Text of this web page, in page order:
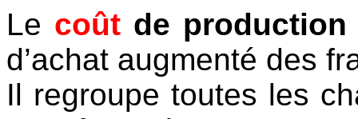
Le coûtde production
d’achat augmenté des
Il regroupe toutes les